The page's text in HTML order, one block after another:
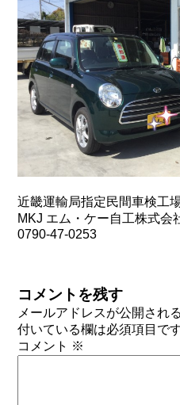
近畿運輸局指定民間車検工
MKJ エム・ケー自工株式会
0790-47-0253
コメントを残す
メールアドレスが公開され
付いている欄は必須項目で
コメント ※